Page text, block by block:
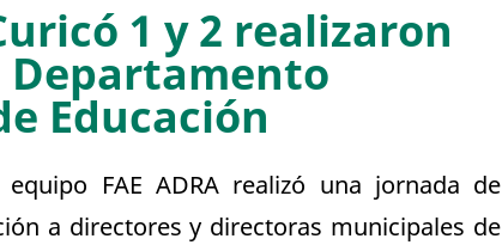
1 y 2 realizaron
Educación
FAE ADRA realizó una jornada de
a directores y directoras municipales de